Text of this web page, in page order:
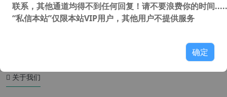
关于我们
联系，其他通道均得不到任何回复！请不要浪费你的时间
“私信本站”仅限本站VIP用户，其他用户不提供服务
确定